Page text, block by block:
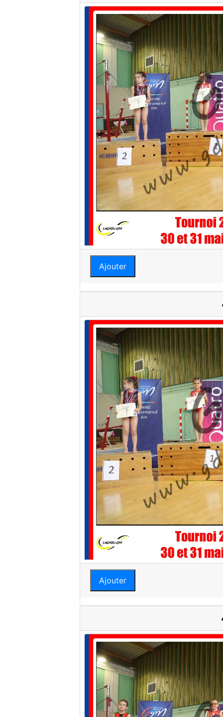
Ajouter
Ajouter